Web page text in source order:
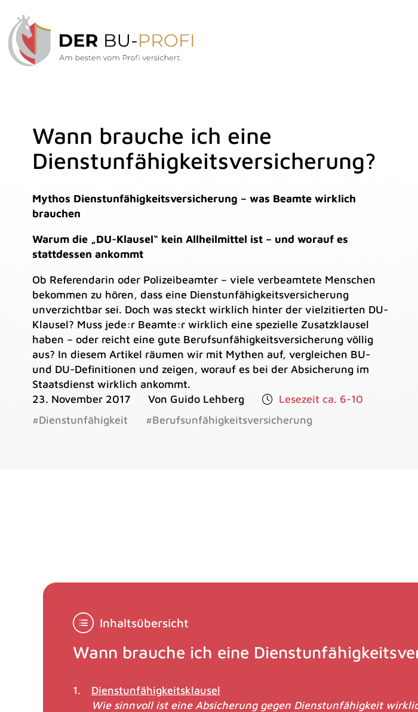
Wann brauche ich eine
Dienstunfähigkeitsversicherung?
Mythos Dienstunfähigkeitsversicherung – was Beamte wirklich
brauchen
Warum die „DU-Klausel“ kein Allheilmittel ist – und worauf es
stattdessen ankommt
Ob Referendarin oder Polizeibeamter – viele verbeamtete Menschen
bekommen zu hören, dass eine Dienstunfähigkeitsversicherung
unverzichtbar sei. Doch was steckt wirklich hinter der vielzitierten DU-
Klausel? Muss jede:r Beamte:r wirklich eine spezielle Zusatzklausel
haben – oder reicht eine gute Berufsunfähigkeitsversicherung völlig
aus? In diesem Artikel räumen wir mit Mythen auf, vergleichen BU-
und DU-Definitionen und zeigen, worauf es bei der Absicherung im
Staatsdienst wirklich ankommt.
23. November 2017
Von Guido Lehberg
Lesezeit ca. 6-10
#Dienstunfähigkeit
#Berufsunfähigkeitsversicherung
Inhaltsübersicht
Wann brauche ich eine
Dienstunfähigkeitsklausel
Wie sinnvoll ist eine Absicherung gegen Dienstunfähigkeit